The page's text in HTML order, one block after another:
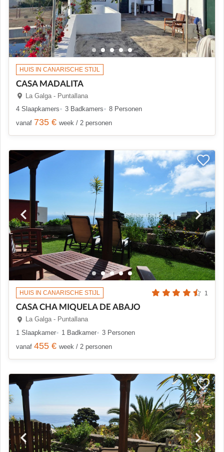
HUIS IN CANARISCHE STIJL
CASA MADALITA
La Galga - Puntallana
4 Slaapkamers
3 Badkamers
8 Personen
vanaf 735 € week / 2 personen
HUIS IN CANARISCHE STIJL 1
CASA CHA MIQUELA DE ABAJO
La Galga - Puntallana
1 Slaapkamer
1 Badkamer
3 Personen
vanaf 455 € week / 2 personen